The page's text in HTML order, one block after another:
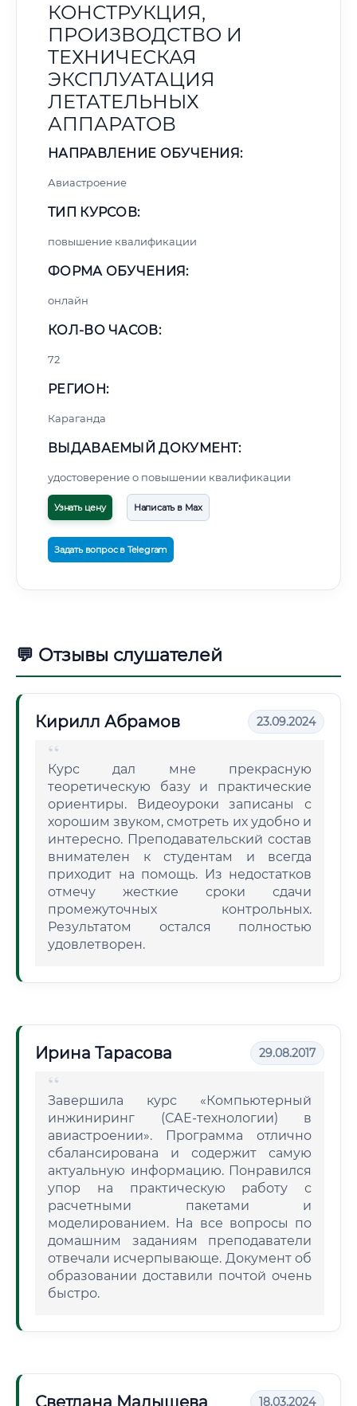
КОНСТРУКЦИЯ,
ПРОИЗВОДСТВО И
ТЕХНИЧЕСКАЯ
ЭКСПЛУАТАЦИЯ
ЛЕТАТЕЛЬНЫХ
АППАРАТОВ
НАПРАВЛЕНИЕ ОБУЧЕНИЯ:
Авиастроение
ТИП КУРСОВ:
повышение квалификации
ФОРМА ОБУЧЕНИЯ:
онлайн
КОЛ-ВО ЧАСОВ:
72
РЕГИОН:
Караганда
ВЫДАВАЕМЫЙ ДОКУМЕНТ:
удостоверение о повышении квалификации
Узнать цену Написать в Max
Задать вопрос в Telegram
💬 Отзывы слушателей
Кирилл Абрамов 23.09.2024
Курс дал мне прекрасную
теоретическую базу и практические
ориентиры. Видеоуроки записаны с
хорошим звуком, смотреть их удобно и
интересно. Преподавательский состав
внимателен к студентам и всегда
приходит на помощь. Из недостатков
отмечу жесткие сроки сдачи
промежуточных контрольных.
Результатом остался полностью
удовлетворен.
Ирина Тарасова 29.08.2017
Завершила курс «Компьютерный
инжиниринг (САЕ-технологии) в
авиастроении». Программа отлично
сбалансирована и содержит самую
актуальную информацию. Понравился
упор на практическую работу с
расчетными пакетами и
моделированием. На все вопросы по
домашним заданиям преподаватели
отвечали исчерпывающе. Документ об
образовании доставили почтой очень
быстро.
Светлана Малышева 18.03.2024